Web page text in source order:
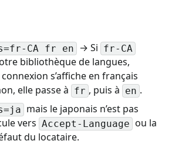
CA fr en → Si fr-CA
bibliothèque de langues,
s’affiche en français
elle passe à fr , puis à en .
mais le japonais n’est pas
vers Accept-Language ou la
du locataire.